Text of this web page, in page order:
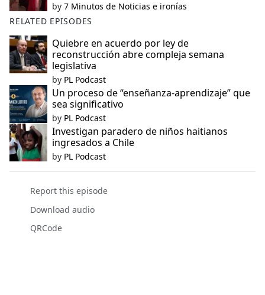
by 7 Minutos de Noticias e ironías
RELATED EPISODES
Quiebre en acuerdo por ley de
reconstrucción abre compleja semana
legislativa
by PL Podcast
Un proceso de “enseñanza-aprendizaje” que
sea significativo
by PL Podcast
Investigan paradero de niños haitianos
ingresados a Chile
by PL Podcast
Report this episode
Download audio
QRCode